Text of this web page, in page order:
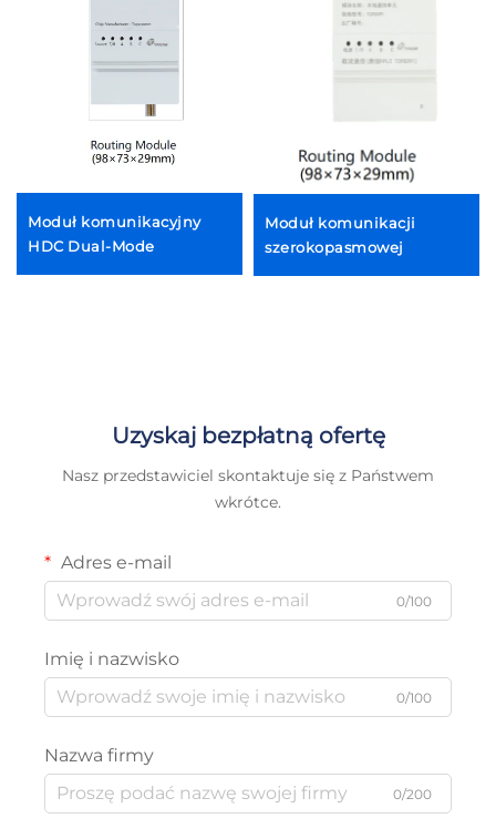
Moduł komunikacyjny
HDC Dual-Mode
Moduł komunikacji
szerokopasmowej
Uzyskaj bezpłatną ofertę
Nasz przedstawiciel skontaktuje się z Państwem
wkrótce.
Adres e-mail
0/100
Imię i nazwisko
0/100
Nazwa firmy
0/200